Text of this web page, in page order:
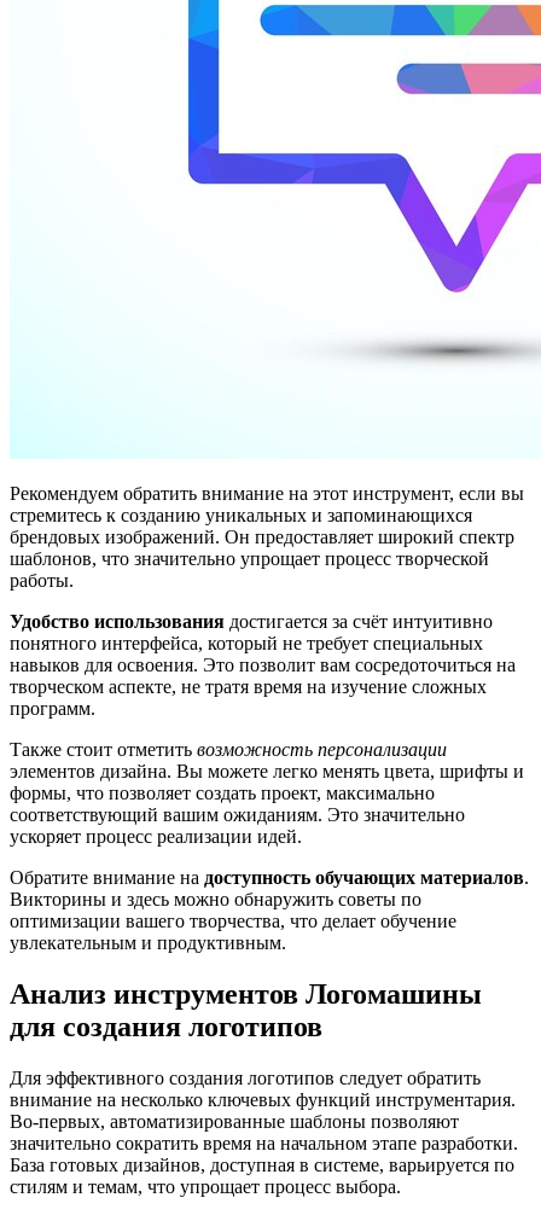
Рекомендуем обратить внимание на этот инструмент, если вы
стремитесь к созданию уникальных и запоминающихся
брендовых изображений. Он предоставляет широкий спектр
шаблонов, что значительно упрощает процесс творческой
работы.
Удобство использования достигается за счёт интуитивно
понятного интерфейса, который не требует специальных
навыков для освоения. Это позволит вам сосредоточиться на
творческом аспекте, не тратя время на изучение сложных
программ.
Также стоит отметить возможность персонализации
элементов дизайна. Вы можете легко менять цвета, шрифты и
формы, что позволяет создать проект, максимально
соответствующий вашим ожиданиям. Это значительно
ускоряет процесс реализации идей.
Обратите внимание на доступность обучающих материалов.
Викторины и здесь можно обнаружить советы по
оптимизации вашего творчества, что делает обучение
увлекательным и продуктивным.
Анализ инструментов Логомашины
для создания логотипов
Для эффективного создания логотипов следует обратить
внимание на несколько ключевых функций инструментария.
Во-первых, автоматизированные шаблоны позволяют
значительно сократить время на начальном этапе разработки.
База готовых дизайнов, доступная в системе, варьируется по
стилям и темам, что упрощает процесс выбора.